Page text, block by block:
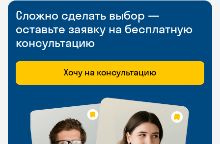
Сложно сделать выбор —
оставьте заявку на бесплатную
консультацию
Хочу на консультацию